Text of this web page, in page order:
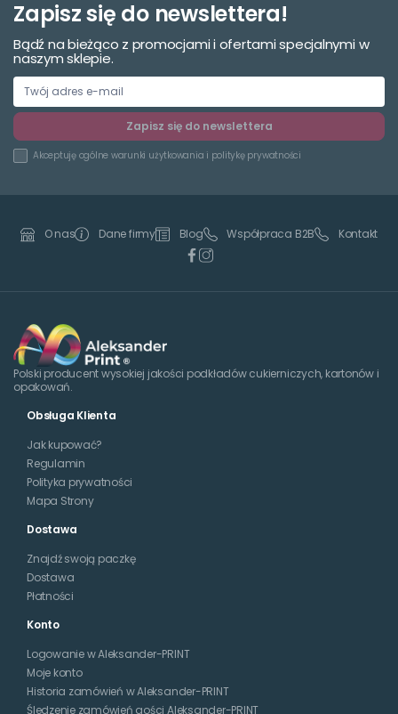
Zapisz się do newslettera!
Bądź na bieżąco z promocjami i ofertami specjalnymi w
naszym sklepie.
Zapisz się do newslettera
Akceptuję ogólne warunki użytkowania i politykę prywatności
O nas Dane firmy Blog Współpraca B2B Kontakt
Polski producent wysokiej jakości podkładów cukierniczych, kartonów i
opakowań.
Obsługa Klienta
Jak kupować?
Regulamin
Polityka prywatności
Mapa Strony
Dostawa
Znajdź swoją paczkę
Dostawa
Płatności
Konto
Logowanie w Aleksander-PRINT
Moje konto
Historia zamówień w Aleksander-PRINT
Śledzenie zamówień gości Aleksander-PRINT